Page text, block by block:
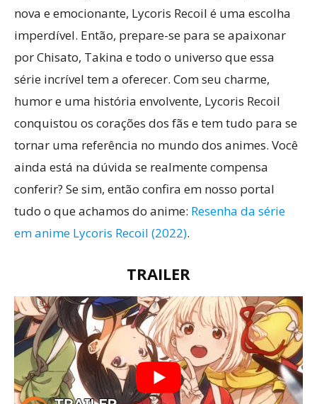
nova e emocionante, Lycoris Recoil é uma escolha
imperdível. Então, prepare-se para se apaixonar
por Chisato, Takina e todo o universo que essa
série incrível tem a oferecer. Com seu charme,
humor e uma história envolvente, Lycoris Recoil
conquistou os corações dos fãs e tem tudo para se
tornar uma referência no mundo dos animes. Você
ainda está na dúvida se realmente compensa
conferir? Se sim, então confira em nosso portal
tudo o que achamos do anime: Resenha da série
em anime Lycoris Recoil (2022).
TRAILER